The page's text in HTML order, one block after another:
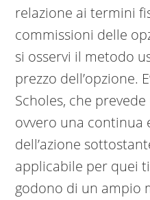
relazione ai termini
commissioni delle
si osservi il metodo
prezzo dell’opzione.
Scholes, che
ovvero una continua
dell’azione
applicabile per quei
godono di un ampio